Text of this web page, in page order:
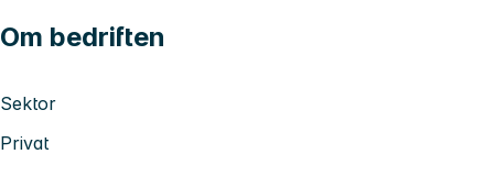
Om bedriften
Sektor
Privat